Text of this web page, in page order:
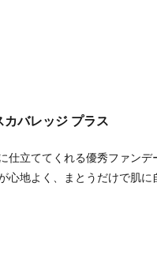
バレッジ プラス
立ててくれる優秀ファンデ
地よく、まとうだけで肌に